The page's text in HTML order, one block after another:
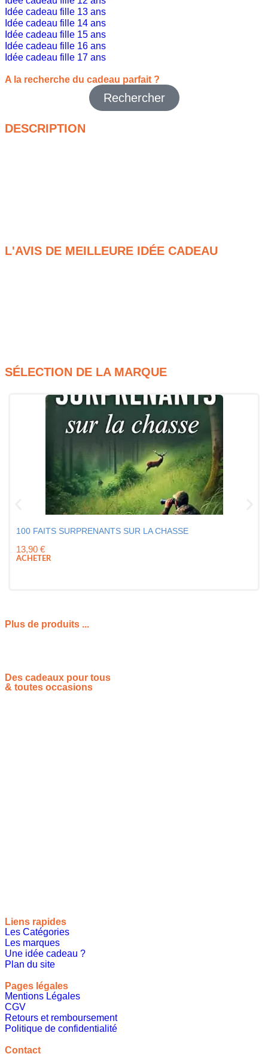
Idée cadeau fille 13 ans
Idée cadeau fille 14 ans
Idée cadeau fille 15 ans
Idée cadeau fille 16 ans
Idée cadeau fille 17 ans
A la recherche du cadeau parfait ?
Rechercher
DESCRIPTION
L'AVIS DE MEILLEURE IDÉE CADEAU
SÉLECTION DE LA MARQUE
100 FAITS SURPRENANTS SUR LA CHASSE
13,90 €
ACHETER
Plus de produits ...
Des cadeaux pour tous
& toutes occasions
Liens rapides
Les Catégories
Les marques
Une idée cadeau ?
Plan du site
Pages légales
Mentions Légales
CGV
Retours et remboursement
Politique de confidentialité
Contact